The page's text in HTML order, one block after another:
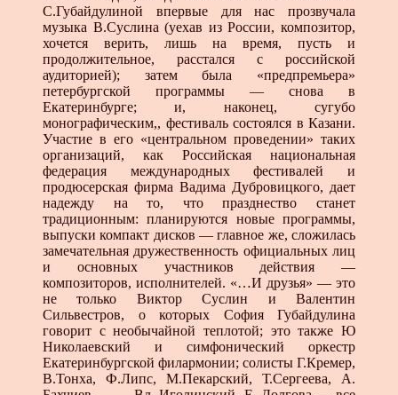
С.Губайдулиной впервые для нас прозвучала
музыка В.Суслина (уехав из России, композитор,
хочется верить, лишь на время, пусть и
продолжительное, расстался с российской
аудиторией); затем была «предпремьера»
петербургской программы — снова в
Екатеринбурге; и, наконец, сугубо
монографическим,, фестиваль состоялся в Казани.
Участие в его «центральном проведении» таких
организаций, как Российская национальная
федерация международных фестивалей и
продюсерская фирма Вадима Дубровицкого, дает
надежду на то, что празднество станет
традиционным: планируются новые программы,
выпуски компакт дисков — главное же, сложилась
замечательная дружественность официальных лиц
и основных участников действия —
композиторов, исполнителей. «…И друзья» — это
не только Виктор Суслин и Валентин
Сильвестров, о которых София Губайдулина
говорит с необычайной теплотой; это также Ю
Николаевский и симфонический оркестр
Екатеринбургской филармонии; солисты Г.Кремер,
В.Тонха, Ф.Липс, М.Пекарский, Т.Сергеева, А.